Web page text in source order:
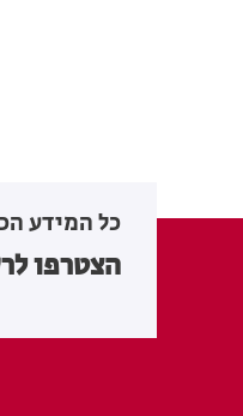
כל המידע
הצטרפו